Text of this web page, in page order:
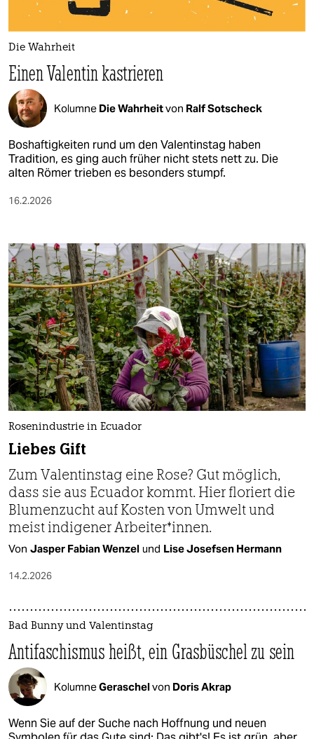
nord
wahrheit
verlag
verlag
veranstaltungen
shop
fragen & hilfe
abo
genossenschaft
epaper login
Die Wahrheit
Einen Valentin kastrieren
Kolumne Die Wahrheitvon Ralf Sotscheck
Boshaftigkeiten rund um den Valentinstag haben
Tradition, es ging auch früher nicht stets nett zu. Die
alten Römer trieben es besonders stumpf.
16.2.2026
Rosenindustrie in Ecuador
Liebes Gift
Zum Valentinstag eine Rose? Gut möglich,
dass sie aus Ecuador kommt. Hier floriert die
Blumenzucht auf Kosten von Umwelt und
meist indigener Ar­bei­te­r*in­nen.
Von Jasper Fabian Wenzel und Lise Josefsen Hermann
14.2.2026
Bad Bunny und Valentinstag
Antifaschismus heißt, ein Gras­büschel zu sein
KolumneGeraschelvon Doris Akrap
Wenn Sie auf der Suche nach Hoffnung und neuen